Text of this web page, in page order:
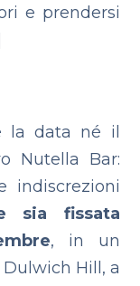
e prendersi
la data né il
Nutella Bar:
indiscrezioni
sia fissata
, in un
Hill, a